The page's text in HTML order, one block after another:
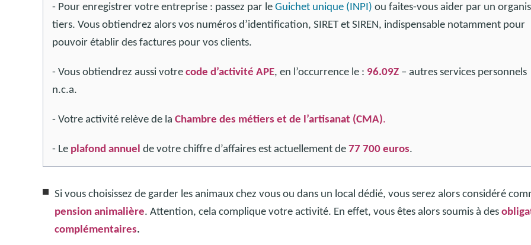
- Pour enregistrer votre entreprise : passez par le Guichet unique (INPI) ou faites-vous aider par un
tiers. Vous obtiendrez alors vos numéros d’identification, SIRET et SIREN, indispensable notamment pour
pouvoir établir des factures pour vos clients.
- Vous obtiendrez aussi votre code d’activité APE, en l’occurrence le : 96.09Z – autres services personnels
n.c.a.
- Votre activité relève de la Chambre des métiers et de l’artisanat (CMA).
- Le plafond annuel de votre chiffre d’affaires est actuellement de 77 700 euros.
Si vous choisissez de garder les animaux chez vous ou dans un local dédié, vous serez alors considéré
pension animalière. Attention, cela complique votre activité. En effet, vous êtes alors soumis à des
complémentaires.